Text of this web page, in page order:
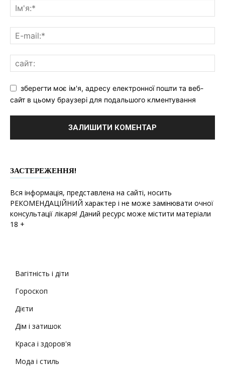
зберегти моє ім'я, адресу електронної пошти та веб-
сайт в цьому браузері для подальшого клментування
ЗАСТЕРЕЖЕННЯ!
Вся інформація, представлена на сайті, носить
РЕКОМЕНДАЦІЙНИЙ характер і не може замінювати очної
консультації лікаря! Даний ресурс може містити матеріали
18 +
Вагітність і діти
Гороскоп
Дієти
Дім і затишок
Краса і здоров'я
Мода і стиль